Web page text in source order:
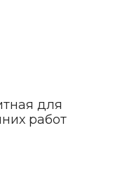
для
работ